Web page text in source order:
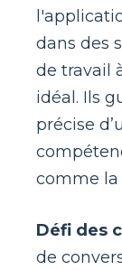
dans des
de travail
idéal. Ils
précise
comme la
Défi des
de